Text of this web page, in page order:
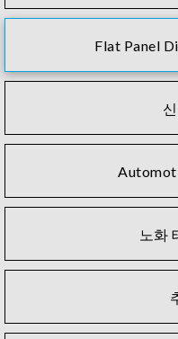
Flat Panel
노화